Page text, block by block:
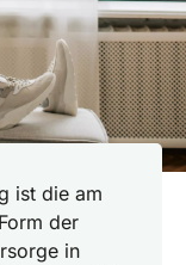
ist die am
der
in